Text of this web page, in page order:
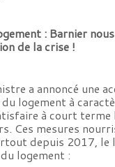
: Barnier
de la crise !
a annoncé une
logement à
à court terme
Ces mesures
depuis 2017, le
logement :